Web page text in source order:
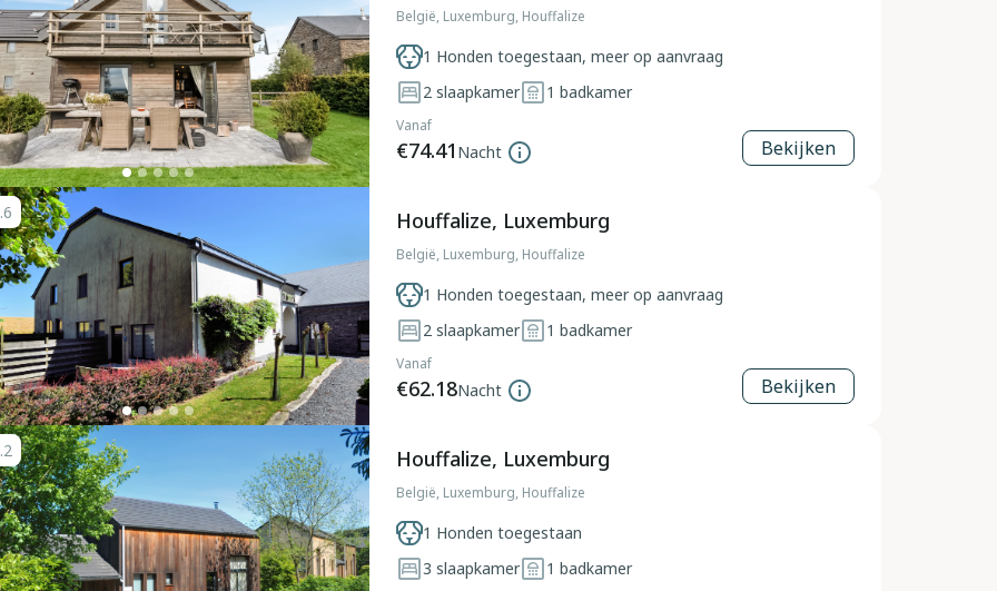
België, Luxemburg, Houffalize
1 Honden toegestaan, meer op aanvraag
2 slaapkamer 1 badkamer
Vanaf
€74.41 Nacht Bekijken
Houffalize, Luxemburg
België, Luxemburg, Houffalize
1 Honden toegestaan, meer op aanvraag
2 slaapkamer 1 badkamer
Vanaf
€62.18Nacht Bekijken
Houffalize, Luxemburg
België, Luxemburg, Houffalize
1 Honden toegestaan
3 slaapkamer 1 badkamer